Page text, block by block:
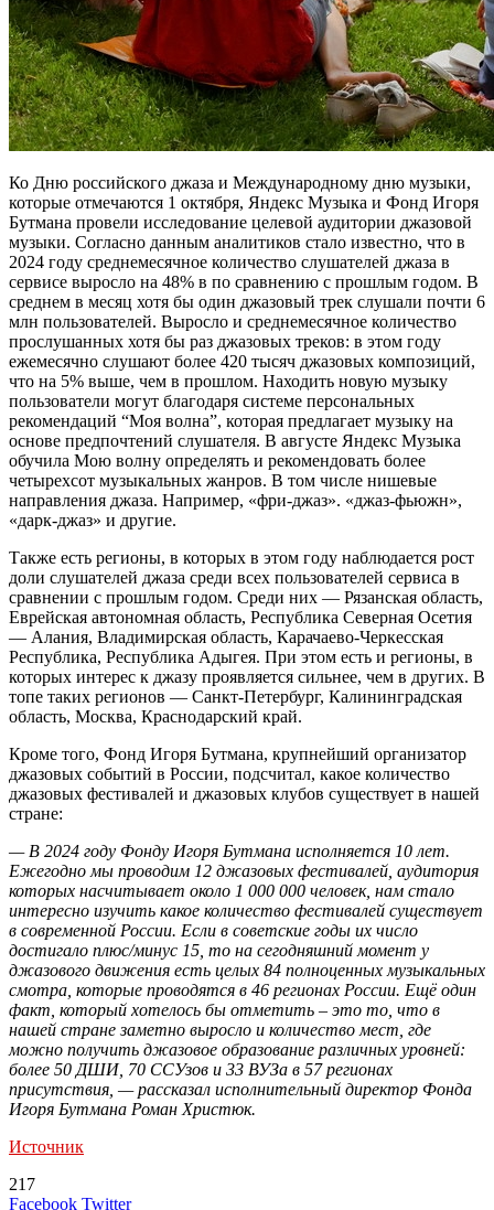
Ко Дню российского джаза и Международному дню музыки,
которые отмечаются 1 октября, Яндекс Музыка и Фонд Игоря
Бутмана провели исследование целевой аудитории джазовой
музыки. Согласно данным аналитиков стало известно, что в
2024 году среднемесячное количество слушателей джаза в
сервисе выросло на 48% в по сравнению с прошлым годом. В
среднем в месяц хотя бы один джазовый трек слушали почти 6
млн пользователей. Выросло и среднемесячное количество
прослушанных хотя бы раз джазовых треков: в этом году
ежемесячно слушают более 420 тысяч джазовых композиций,
что на 5% выше, чем в прошлом. Находить новую музыку
пользователи могут благодаря системе персональных
рекомендаций “Моя волна”, которая предлагает музыку на
основе предпочтений слушателя. В августе Яндекс Музыка
обучила Мою волну определять и рекомендовать более
четырехсот музыкальных жанров. В том числе нишевые
направления джаза. Например, «фри-джаз». «джаз-фьюжн»,
«дарк-джаз» и другие.
Также есть регионы, в которых в этом году наблюдается рост
доли слушателей джаза среди всех пользователей сервиса в
сравнении с прошлым годом. Среди них — Рязанская область,
Еврейская автономная область, Республика Северная Осетия
— Алания, Владимирская область, Карачаево-Черкесская
Республика, Республика Адыгея. При этом есть и регионы, в
которых интерес к джазу проявляется сильнее, чем в других. В
топе таких регионов — Санкт-Петербург, Калининградская
область, Москва, Краснодарский край.
Кроме того, Фонд Игоря Бутмана, крупнейший организатор
джазовых событий в России, подсчитал, какое количество
джазовых фестивалей и джазовых клубов существует в нашей
стране:
— В 2024 году Фонду Игоря Бутмана исполняется 10 лет.
Ежегодно мы проводим 12 джазовых фестивалей, аудитория
которых насчитывает около 1 000 000 человек, нам стало
интересно изучить какое количество фестивалей существует
в современной России. Если в советские годы их число
достигало плюс/минус 15, то на сегодняшний момент у
джазового движения есть целых 84 полноценных музыкальных
смотра, которые проводятся в 46 регионах России. Ещё один
факт, который хотелось бы отметить – это то, что в
нашей стране заметно выросло и количество мест, где
можно получить джазовое образование различных уровней:
более 50 ДШИ, 70 ССУзов и 33 ВУЗа в 57 регионах
присутствия, — рассказал исполнительный директор Фонда
Игоря Бутмана Роман Христюк.
Источник
217
Facebook TwitterLinkedIn
Tumblr
Reddit
Вконтакте
Одноклассники
Skype
Messenger
Messenger
WhatsApp
Telegram
Viber
Line
Поделиться
Печатать